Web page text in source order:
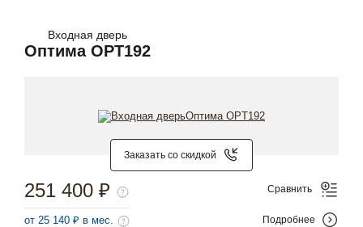
Входная дверь
Оптима OPT192
Заказать со скидкой
251 400 ₽
от 25 140 ₽ в мес.
Сравнить
Подробнее